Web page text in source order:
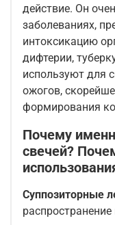
действие. Он
заболеваниях,
интоксикацию
дифтерии,
используют для
ожогов,
формирования
Почему
свечей?
Суппозиторные